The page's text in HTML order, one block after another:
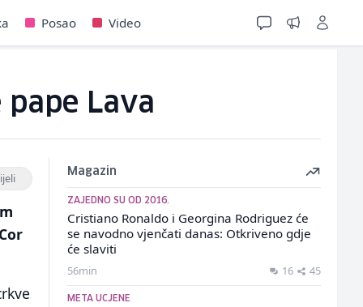
Posao Video
Lava
Magazin
ZAJEDNO SU OD 2016.
Cristiano Ronaldo i Georgina Rodriguez će
se navodno vjenčati danas: Otkriveno gdje
će slaviti
56min 16 45
META UCJENE